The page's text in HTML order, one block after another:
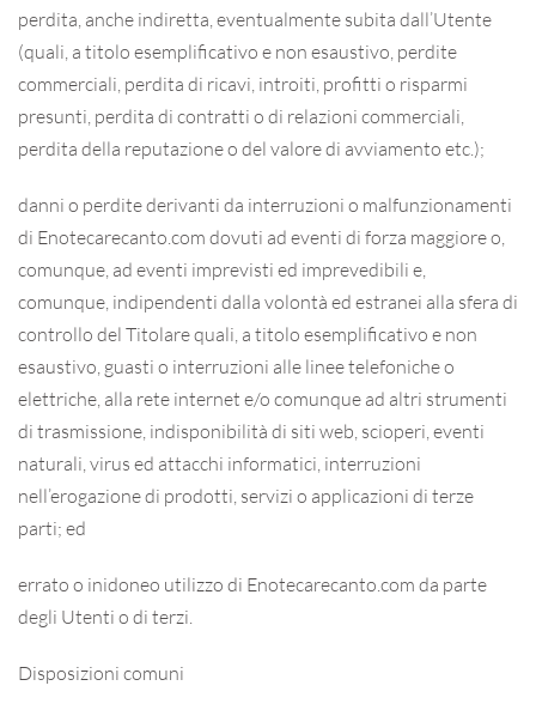
perdita, anche indiretta, eventualmente subita dall’Utente
(quali, a titolo esemplificativo e non esaustivo, perdite
commerciali, perdita di ricavi, introiti, profitti o risparmi
presunti, perdita di contratti o di relazioni commerciali,
perdita della reputazione o del valore di avviamento etc.);
danni o perdite derivanti da interruzioni o malfunzionamenti
di Enotecarecanto.com dovuti ad eventi di forza maggiore o,
comunque, ad eventi imprevisti ed imprevedibili e,
comunque, indipendenti dalla volontà ed estranei alla sfera di
controllo del Titolare quali, a titolo esemplificativo e non
esaustivo, guasti o interruzioni alle linee telefoniche o
elettriche, alla rete internet e/o comunque ad altri strumenti
di trasmissione, indisponibilità di siti web, scioperi, eventi
naturali, virus ed attacchi informatici, interruzioni
nell’erogazione di prodotti, servizi o applicazioni di terze
parti; ed
errato o inidoneo utilizzo di Enotecarecanto.com da parte
degli Utenti o di terzi.
Disposizioni comuni